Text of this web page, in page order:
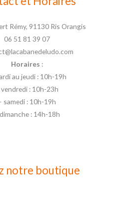
Rémy, 91130 Ris Orangis
06 51 81 39 07
Horaires :
au jeudi : 10h-19h
vendredi : 10h-23h
samedi : 10h-19h
: 14h-18h
notre boutique